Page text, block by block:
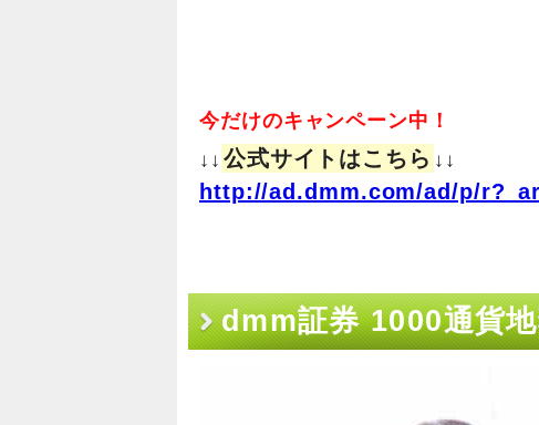
今だけのキャンペーン中！
↓↓ 公式サイトはこちら ↓↓
http://ad.dmm.com/ad/p/
dmm証券 1000通貨